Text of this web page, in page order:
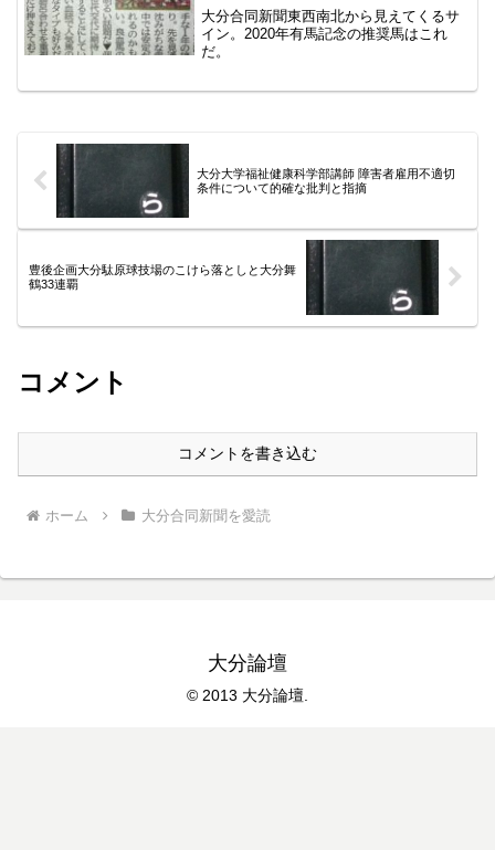
大分合同新聞東西南北から見えてくるサ
イン。2020年有馬記念の推奨馬はこれ
だ。
大分大学福祉健康科学部講師 障害者雇用不適切
条件について的確な批判と指摘
豊後企画大分駄原球技場のこけら落としと大分舞
鶴33連覇
コメント
コメントを書き込む
ホーム 大分合同新聞を愛読
大分論壇
© 2013 大分論壇.